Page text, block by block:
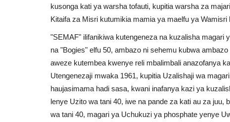
kusonga kati ya warsha tofauti, kupitia warsha za
Kitaifa za Misri kutumikia mamia ya maelfu ya Wamisri
"SEMAF" ilifanikiwa kutengeneza na kuzalisha magari
na "Bogies" elfu 50, ambazo ni sehemu kubwa
aweze kutembea kwenye reli mbalimbali anazofanya
Utengenezaji mwaka 1961, kupitia Uzalishaji wa
haujasimama hadi sasa, kwani inafanya kazi ya
lenye Uzito wa tani 40, iwe na pande za kati au za
wa tani 40, magari ya Uchukuzi ya phosphate yenye